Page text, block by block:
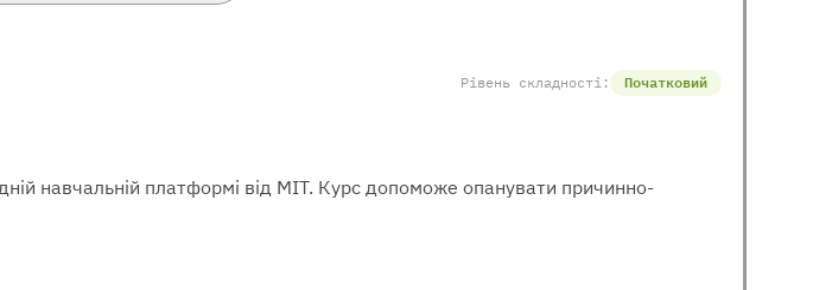
Рівень складності: Початковий
навчальній платформі від МІТ. Курс допоможе опанувати причинно-